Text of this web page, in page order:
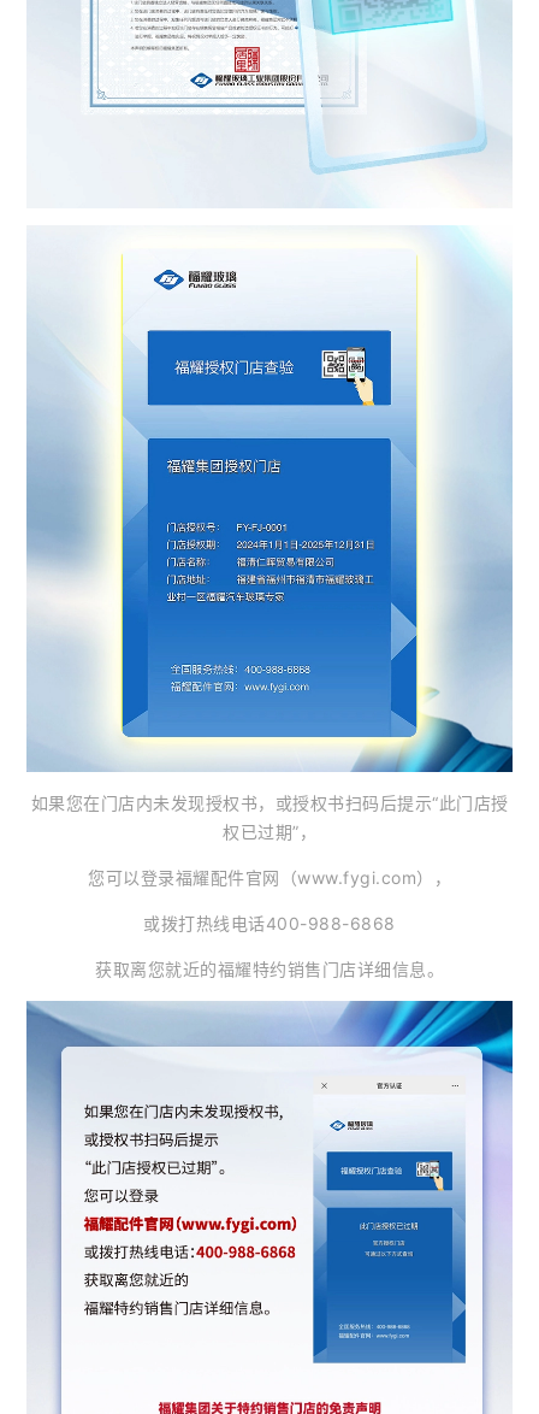
如果您在门店内未发现授权书，或授权书扫码后提示“此门店授
权已过期”，
您可以登录福耀配件官网（www.fygi.com），
或拨打热线电话400-988-6868
获取离您就近的福耀特约销售门店详细信息。